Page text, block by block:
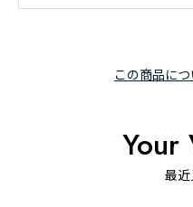
この商品に
Your
最